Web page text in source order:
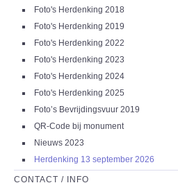
Foto's Herdenking 2018
Foto's Herdenking 2019
Foto's Herdenking 2022
Foto's Herdenking 2023
Foto's Herdenking 2024
Foto's Herdenking 2025
Foto’s Bevrijdingsvuur 2019
QR-Code bij monument
Nieuws 2023
Herdenking 13 september 2026
CONTACT / INFO